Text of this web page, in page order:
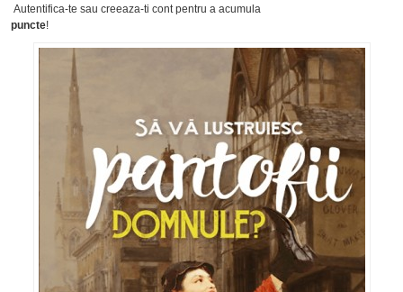
Autentifica-te sau creeaza-ti contpentru a acumula
puncte!